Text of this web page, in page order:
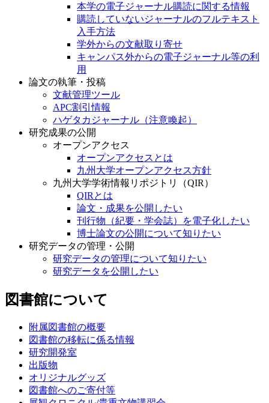
本学の電子ジャーナル購読に関する情報
購読していないジャーナルのフルテキスト
入手方法
学外からの文献取り寄せ
キャンパス外からの電子ジャーナル等の利
用
論文の執筆・投稿
文献管理ツール
APC割引情報
ハゲタカジャーナル（注意喚起）
研究成果の公開
オープンアクセス
オープンアクセスとは
九州大学オープンアクセス方針
九州大学学術情報リポジトリ（QIR）
QIRとは
論文・成果を公開したい
刊行物（紀要・学会誌）を電子化したい
博士論文の公開について知りたい
研究データの管理・公開
研究データの管理について知りたい
研究データを公開したい
図書館について
附属図書館の概要
図書館の移転に係る情報
研究開発室
出版物
オリジナルグッズ
図書館へのご寄付等